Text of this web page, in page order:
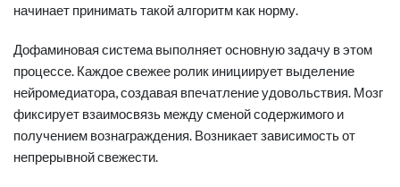
начинает принимать такой алгоритм как норму.
Дофаминовая система выполняет основную задачу в этом
процессе. Каждое свежее ролик инициирует выделение
нейромедиатора, создавая впечатление удовольствия. Мозг
фиксирует взаимосвязь между сменой содержимого и
получением вознаграждения. Возникает зависимость от
непрерывной свежести.